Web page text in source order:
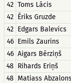
42 Toms Lācis
42 Ēriks Gruzde
42 Edgars Balevics
46 Emils Zaurins
46 Aigars Bērziņš
48 Rihards Eriņš
48 Matiass Abzalons